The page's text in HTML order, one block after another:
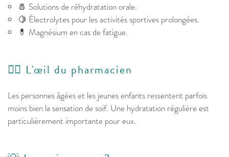
🧂 Solutions de réhydratation orale.
🍋 Électrolytes pour les activités sportives prolongées.
💊 Magnésium en cas de fatigue.
👩‍⚕️ L'œil du pharmacien
Les personnes âgées et les jeunes enfants ressentent parfois
moins bien la sensation de soif. Une hydratation régulière est
particulièrement importante pour eux.